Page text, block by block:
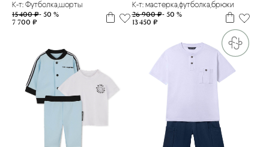
К-т: Футболка,шорты
15 400 ₽- 50 %
7 700 ₽
К-т: мастерка,футболка,брюки
26 900 ₽- 50 %
13 450 ₽